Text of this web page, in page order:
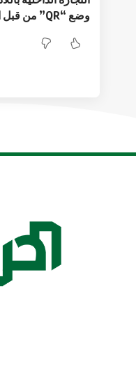
وضع “QR” من قبل الفعاليات التجارية